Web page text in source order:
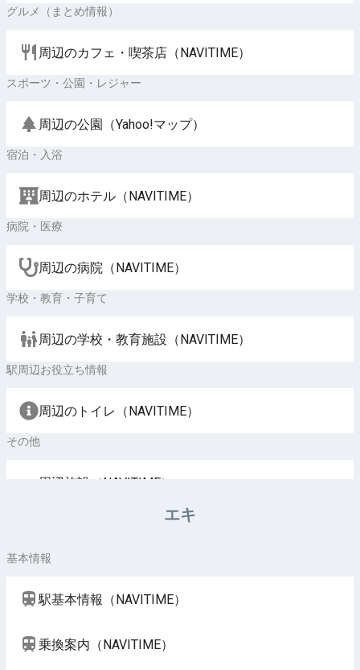
グルメ（まとめ情報）
周辺のカフェ・喫茶店（NAVITIME）
スポーツ・公園・レジャー
周辺の公園（Yahoo!マップ）
宿泊・入浴
周辺のホテル（NAVITIME）
病院・医療
周辺の病院（NAVITIME）
学校・教育・子育て
周辺の学校・教育施設（NAVITIME）
駅周辺お役立ち情報
周辺のトイレ（NAVITIME）
その他
周辺施設（NAVITIME）
エキ
基本情報
駅基本情報（NAVITIME）
乗換案内（NAVITIME）